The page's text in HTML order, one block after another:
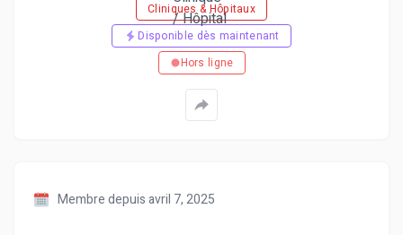
Cliniques & Hôpitaux
Disponible dès maintenant
Hors ligne
Membre depuis avril 7, 2025